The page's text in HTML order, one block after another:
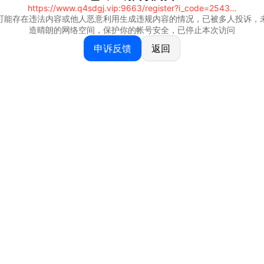
https://www.q4sdgj.vip:9663/register?i_code=25430844
能存在违法内容或他人恶意利用生成违规内容的情况，已被多人投诉，
造晴朗的网络空间，保护你的帐号安全，已停止本次访问
申诉反馈 返回